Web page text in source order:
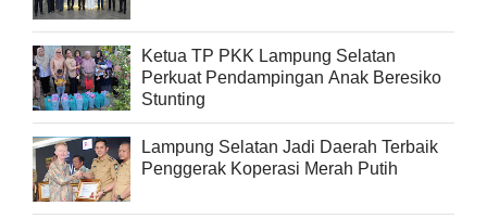
Ketua TP PKK Lampung Selatan
Perkuat Pendampingan Anak Beresiko
Stunting
Lampung Selatan Jadi Daerah Terbaik
Penggerak Koperasi Merah Putih